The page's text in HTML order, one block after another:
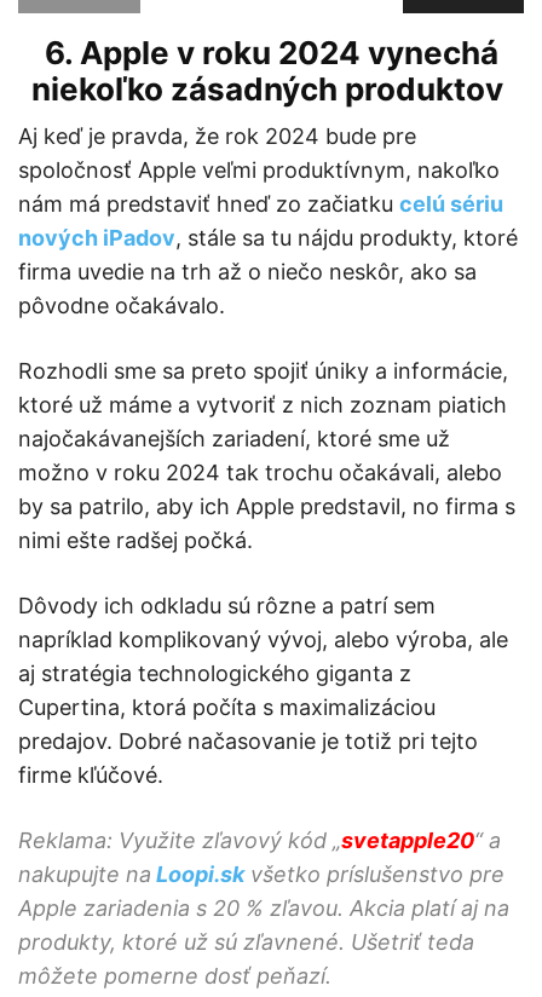
6. Apple v roku 2024 vynechá
niekoľko zásadných produktov
Aj keď je pravda, že rok 2024 bude pre
spoločnosť Apple veľmi produktívnym, nakoľko
nám má predstaviť hneď zo začiatku celú sériu
nových iPadov, stále sa tu nájdu produkty, ktoré
firma uvedie na trh až o niečo neskôr, ako sa
pôvodne očakávalo.
Rozhodli sme sa preto spojiť úniky a informácie,
ktoré už máme a vytvoriť z nich zoznam piatich
najočakávanejších zariadení, ktoré sme už
možno v roku 2024 tak trochu očakávali, alebo
by sa patrilo, aby ich Apple predstavil, no firma s
nimi ešte radšej počká.
Dôvody ich odkladu sú rôzne a patrí sem
napríklad komplikovaný vývoj, alebo výroba, ale
aj stratégia technologického giganta z
Cupertina, ktorá počíta s maximalizáciou
predajov. Dobré načasovanie je totiž pri tejto
firme kľúčové.
Reklama: Využite zľavový kód „svetapple20“ a
nakupujte na Loopi.sk všetko príslušenstvo pre
Apple zariadenia s 20 % zľavou. Akcia platí aj na
produkty, ktoré už sú zľavnené. Ušetriť teda
môžete pomerne dosť peňazí.